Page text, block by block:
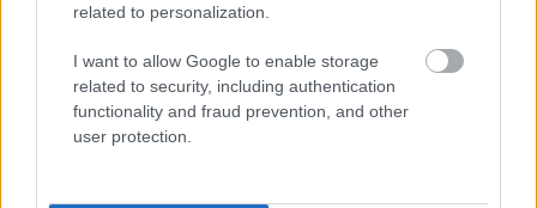
related to personalization.
I want to allow Google to enable storage
related to security, including authentication
functionality and fraud prevention, and other
user protection.